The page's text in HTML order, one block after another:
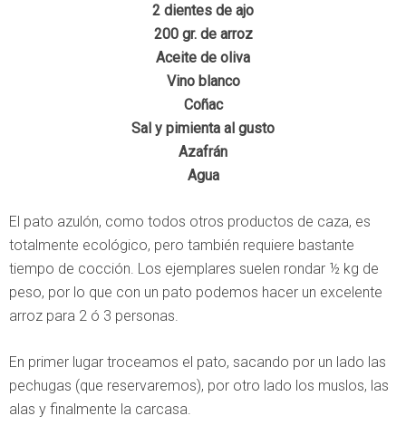
2 dientes de ajo
200 gr. de arroz
Aceite de oliva
Vino blanco
Coñac
Sal y pimienta al gusto
Azafrán
Agua
El pato azulón, como todos otros productos de caza, es
totalmente ecológico, pero también requiere bastante
tiempo de cocción. Los ejemplares suelen rondar ½ kg de
peso, por lo que con un pato podemos hacer un excelente
arroz para 2 ó 3 personas.
En primer lugar troceamos el pato, sacando por un lado las
pechugas (que reservaremos), por otro lado los muslos, las
alas y finalmente la carcasa.